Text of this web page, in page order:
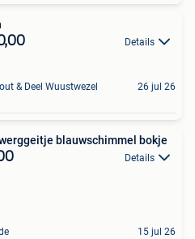
Details
& Deel Wuustwezel 26 jul 26
blauwschimmel bokje
Details
15 jul 26